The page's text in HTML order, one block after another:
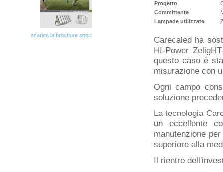
scarica la brochure sport
Progetto
Committente
Lampade utilizzate
Carecaled ha
HI-Power
questo caso è
misurazione con
Ogni campo
soluzione
La tecnologia
un eccellente
manutenzione
superiore alla
Il rientro